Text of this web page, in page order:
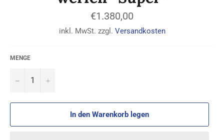
Normaler
Preis
€1.380,00
inkl. MwSt. zzgl. Versandkosten
MENGE
− +
In den Warenkorb legen